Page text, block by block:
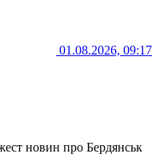
01.08.2026, 09:17
новин про Бердянськ